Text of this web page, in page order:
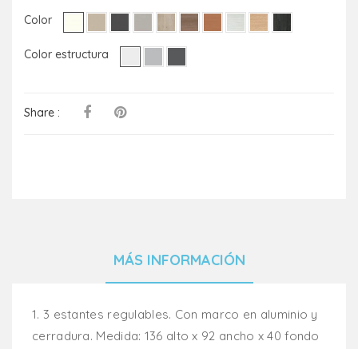
Color
Color estructura
Share :
MÁS INFORMACIÓN
1. 3 estantes regulables. Con marco en aluminio y
cerradura. Medida: 136 alto x 92 ancho x 40 fondo